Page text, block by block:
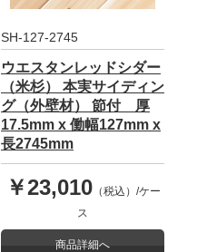
SH-127-2745
ウエスタンレッドシダー
（米杉） 本実サイディン
グ（外壁材） 節付 厚
17.5mm x 働幅127mm x
長2745mm
￥23,010（税込）/ケー
ス
商品詳細へ